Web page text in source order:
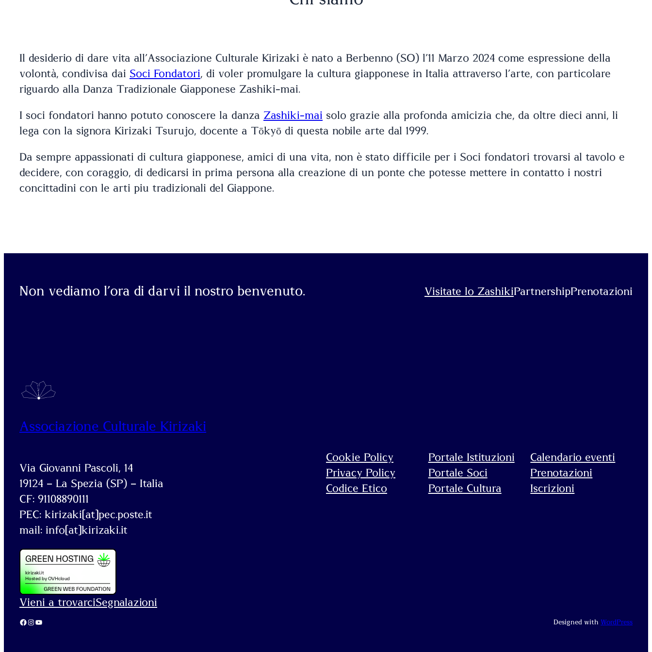
Il desiderio di dare vita all’Associazione Culturale Kirizaki è nato a Berbenno (SO) l’11 Marzo 2024 come espressione della
volontà, condivisa dai Soci Fondatori, di voler promulgare la cultura giapponese in Italia attraverso l’arte, con particolare
riguardo alla Danza Tradizionale Giapponese Zashiki-mai.
I soci fondatori hanno potuto conoscere la danza Zashiki-mai solo grazie alla profonda amicizia che, da oltre dieci anni, li
lega con la signora Kirizaki Tsurujo, docente a Tōkyō di questa nobile arte dal 1999.
Da sempre appassionati di cultura giapponese, amici di una vita, non è stato difficile per i Soci fondatori trovarsi al tavolo e
decidere, con coraggio, di dedicarsi in prima persona alla creazione di un ponte che potesse mettere in contatto i nostri
concittadini con le arti più tradizionali del Giappone.
Non vediamo l’ora di darvi il nostro benvenuto. Visitate lo ZashikiPartnershipPrenotazioni
Associazione Culturale Kirizaki
Via Giovanni Pascoli, 14
19124 – La Spezia (SP) – Italia
CF: 91108890111
PEC: kirizaki[at]pec.poste.it
mail: info[at]kirizaki.it
Vieni a trovarciSegnalazioni
Cookie Policy
Privacy Policy
Codice Etico
Portale Istituzioni
Portale Soci
Portale Cultura
Calendario eventi
Prenotazioni
Iscrizioni
Facebook
Instagram
YouTube Designed with WordPress